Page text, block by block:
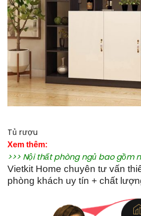
Tủ rượu
Xem thêm:
>>> Nội thất phòng ngủ bao gồm
Vietkit Home chuyên tư vấn
phòng khách uy tín + chất